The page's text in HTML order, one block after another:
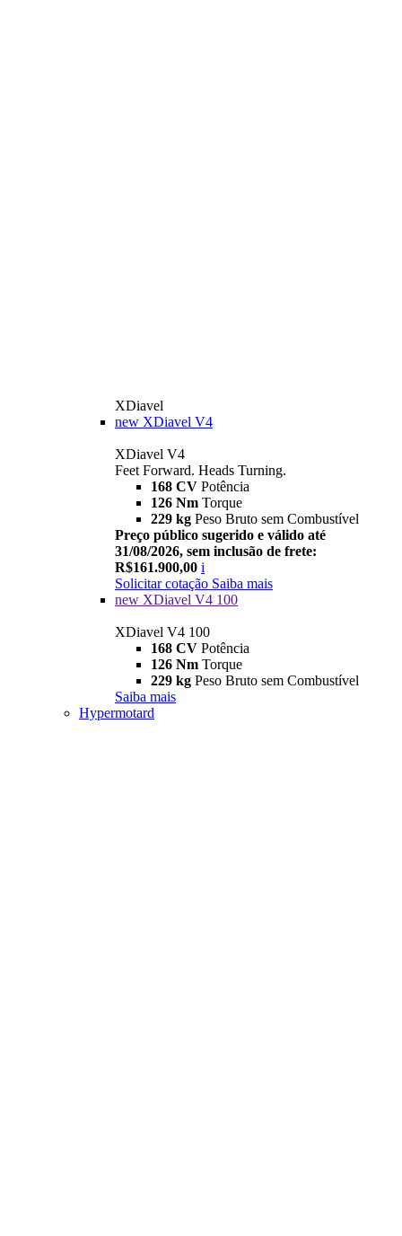
XDiavel
new XDiavel V4
XDiavel V4
Feet Forward. Heads Turning.
168 CV Potência
126 Nm Torque
229 kg Peso Bruto sem Combustível
Preço público sugerido e válido até
31/08/2026, sem inclusão de frete:
R$161.900,00 i
Solicitar cotação Saiba mais
new XDiavel V4 100
XDiavel V4 100
168 CV Potência
126 Nm Torque
229 kg Peso Bruto sem Combustível
Saiba mais
Hypermotard